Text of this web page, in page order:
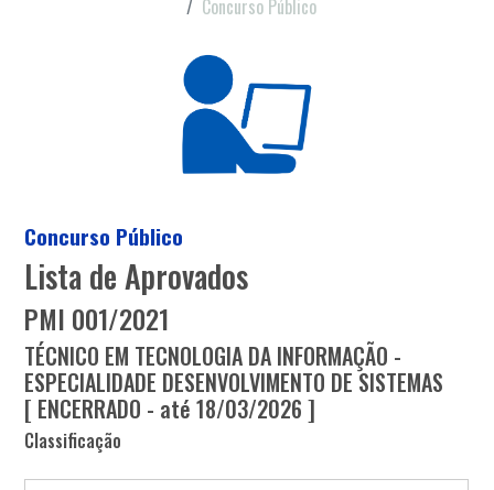
Concurso Público
Concurso Público
Lista de Aprovados
PMI 001/2021
TÉCNICO EM TECNOLOGIA DA INFORMAÇÃO -
ESPECIALIDADE DESENVOLVIMENTO DE SISTEMAS
[ ENCERRADO - até 18/03/2026 ]
Classificação